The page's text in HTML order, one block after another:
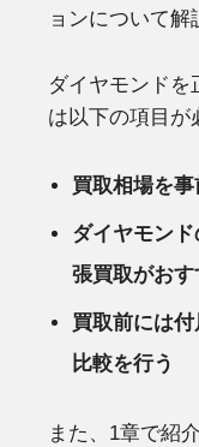
ョンについて解
ダイヤモンドを
は以下の項目が
買取相場を事
ダイヤモン
張買取がおす
買取前には
比較を行う
また、1章で紹